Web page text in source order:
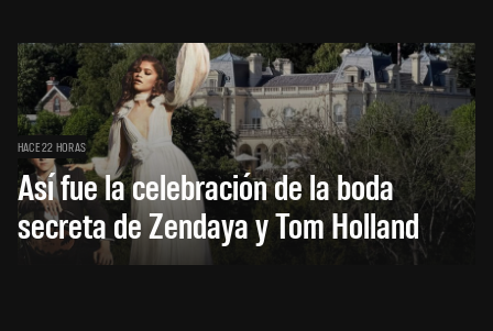
HACE 22 HORAS
Así fue la celebración de la boda
secreta de Zendaya y Tom Holland